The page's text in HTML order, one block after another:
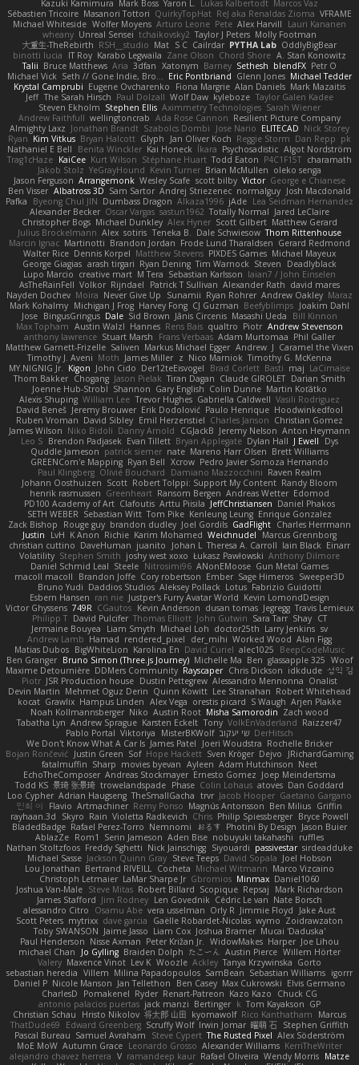
Kazuki Kamimura Mark Boss Yaron L. Lukas Kalbertodt Marcos Vaz
Sébastien Tricoire Masanori Tottori QuirkyTopHat ReJ aka Renaldas Zioma VFRAME
Michael Whiteside Wolfer Moyens Arturo Leone Pete Alex Harvill
Lauri Kananen
wheany Unreal Sensei tchaikovsky2 Taylor J Peters Molly Footman
大重生-TheRebirth RSH__studio Mat S C Cailrdar PYTHA Lab OddlyBigBear
binotti lucia
IT Roy Karabo Legwaila Zane Olson Chord Shore A. Stan Konowitz
Talii Bruce Matthews Aria 3dfan Xatonym Barney Sethesh blendFX Petr O
Michael Vick Seth // Gone Indie, Bro... Eric Pontbriand Glenn Jones Michael Tedder
Krystal Camprubi Eugene Ovcharenko Fiona Margrie Alan Daniels Mark Mazaitis
Jeff The Sarah Hirsch Paul Dolzall Wolf Daw kyleboze Taylor Galen Kadee
Steven Ekholm Stephen Ellis Aximmetry Technologies Sarah Wiener
Andrew Faithfull wellingtoncrab Ada Rose Cannon Resilient Picture Company
Almighty Laxz Jonathan Brandt Szabolcs Dombi Jose Nario ELITECAD Nick Storey
Ryan Kim Vitkus Bryan Halcott Glyph Jan Oliver Koch Reggie Storm Dan Repp pk
Nathaniel E Bell
Benita Winckler Kai Honeck Íkara Psychosadistic Algot Nordström
Trag1cHaze KaiCee Kurt Wilson Stéphane Huart Todd Eaton P4C1F15T charamath
Jakob Stolz YeGrayHound Kevin Turner Brian McMullen oleko senga
Jason Ferguson Arrangemonk Wesley Scafe scott bilby Victor George e Chianese
Ben Visser Albatross 3D Sam Sartor Andrej Striezenec normalguy Josh Macdonald
Pafka
Byeong Chul JIN Dumbass Dragon Alkaza1996 jAde Lea Seidman Hernandez
Alexander Becker Oscar Vargas sastun1962 Totally Normal Jared LeClaire
Christopher Bogs Michael Dunkley Alex Hyner Scott Gilbert Matthew Gerard
Julius Brockelmann Alex sotiris Teneka B. Dale Schwiesow Thom Rittenhouse
Marcin Ignac Martinotti Brandon Jordan Frode Lund Tharaldsen Gerard Redmond
Walter Rice Dennis Korpel Matthew Stevens PIXDES Games Michael Mayeux
George Giagias arash tirgari Ryan Dening Tim Warnock Steven
Deadlyblack
Lupo Marcio creative mart M Tera Sebastian Karlsson Iaian7 / John Einselen
AsTheRainFell Volkor Rijndael Patrick T Sullivan Alexander Rath david mares
Nayden Dochev Moira Never Give Up Sunamii Ryan Rohrer Andrew Oakley Maraz
Mark Kohalmy Michigan J Frog Harvey Fong CJ Guzman Beefyblimps Joakim Dahl
Jose BingusGringus Dale Sid Brown Jānis Circenis Masashi Ueda
Bill Kinnon
Max Topham Austin Walzl Hannes Rens Bais qualtro Piotr Andrew Stevenson
anthony lawrence Stuart Marsh Frans Verbaas Adam Murtomaa Phil Galler
Matthew Garnett-Frizelle Saliven Markus Michael Egger Andrew J Caramel the Vixen
Timothy J. Aveni Moth James Miller z Nico Marniok Timothy G. McKenna
MY.NIGNIG Jr. Kigon John Cido Der12teEisvogel Brad Corlett Basti maj LaCimaise
Thom Bakker Chogang Jason Pielak Tiran Dagan Claude GIROLET Darian Smith
Joenne Hub-Strobl Shannon Gary English Colin Dunne Martin Koťátko
Alexis Shuping William Lee Trevor Hughes Gabriella Caldwell Vasili Rodriguez
David Beneš Jeremy Brouwer Erik Dodolović Paulo Henrique Hoodwinkedfool
Ruben Vroman David Sibley Emil Herzenstiel Charles Janson Christian Gomez
James Wilson Niko Bidoli Danny Arnold CGJackB Jeremy Nelson Anton Heymann
Leo S Brendon Padjasek Evan Tillett Bryan Applegate Dylan Hall J Ewell
Dys
Quddle Jameson patrick siemer nate Mareno Harr Olsen Brett Williams
GREENCom'e Mapping Ryan Bell Xcrow Pedro Javier Somoza Hernando
Paul Klingberg Olivié Bouchard Damiano Mazzocchini Raven Realm
Johann Oosthuizen Scott Robert Tolppi: Support My Content Randy Bloom
henrik rasmussen Greenheart Ransom Bergen Andreas Wetter Edomod
PD100 Academy of Art Clafoutis Arttu Piisila JeffChristiansen Daniel Phakos
SETH WEBER Sebastian Witt Tom Pike Kenleung Leung Enrique Gonzalez
Zack Bishop
Rouge guy brandon dudley Joel Gordils GadFlight Charles Herrmann
Justin
LvH K Anon Richie Karim Mohamed Weichnudel
Marcus Grennborg
christian cuttino DaveHuman juanito Johan L Theresa A. Carroll Iain Black Einarr
Volatility Stephen Smith joshy west xoxo Łukasz Pawłowski Anthony Dilmore
Daniel Schmid Leal Steele Nitrosimi96 ANonEMoose Gun Metal Games
macoll macoll
Brandon Joffe Cory robertson Ember Sage Himeros Sweeper3D
Bruno Yudi Daddios Studios Aleksey Pollack Lotus Fabrizio Guidotti
Esbern Hansen ran nie Justper's Furry Avatar World Kevin LomondDesign
Victor Ghyssens 749R CGautos Kevin Anderson dusan tomas Jegregg Travis Lemieux
Philipp T David Pulcifer Thomas Elliott John Gutwin Sara Tarr Shay CT
Jermaine Bouyea
Liam Smyth Michael Loh doctor25th Larry Jenkins sv
Andrew Lamb Hamad rendered_pixel der_mihi Worked Wood Alan Figg
Matias Dubos BigWhiteLion Karolina En David Curiel alec1025
BeepCodeMusic
Ben Granger Bruno Simon (Three.js Journey) Michelle Ma Ben glassapple 325 Woof
Maxime Detournière DDMers Community Rayscaper Chris Dickson idkdude 성익 김
Piotr JSR Production house Dustin Pettegrew Alessandro Mennonna Onalist
Devin Martin Mehmet Oguz Derin Quinn Kowitt Lee Stranahan Robert Whitehead
kocat Grawlix Hampus Linden Alex Vega orestis picard S Waugh Arjen Plakke
Noah Kollmannsberger Niko Austin Root Misha Samorodin Zach wood
Tabatha Lyn Andrew Sprague Karsten Eckelt Tony VolkEnVaderland Raizzer47
Pablo Portal Viktoriya MisterBKWolf שי יעקוב DerHitsch
We Don't Know What A Car Is James Patel Joeri Woudstra Rochelle Bricker
Bojan Rončević Justin Green Sof Hope Hackett Sven Kröger Dejvo
JRichardGaming
fatalmuffin Sharp movies byevan Ayleen Adam Hutchinson Neet
EchoTheComposer Andreas Stockmayer Ernesto Gomez Joep Meindertsma
Todd KS 景琦 张景琦 trowelandspade Phase Colin Lohaus atoves Dan Goddard
Loo Cypher Adrian Haugseng TheSmallGacha trvr Jacob Hooper Gaetano Gargano
민희 이
Flavio Artmachiner Remy Ponso Magnús Antonsson Ben Milius Griffin
rayhaan.3d
Skyro Rain Violetta Radkevich Chris Philip Spiessberger Bryce Powell
BladedBadge Rafael Perez-Torro Nemnomi おるす Photini By Design Jason Buier
AblazZe Rom1 Serin Jameson Aden Bise nobuyuki takahashi
ruffles
Nathan Stoltzfoos Freddy Sghetti Nick Jainschigg Siyouardi passivestar sirdeadduke
Michael Sasse Jackson Quinn Gray Steve Teeps David Sopala Joel Hobson
Lou Jonathan Bertrand RIVEILL Cocheta Michael Witmann Marco Vizcaino
Christoph Letmaier LaMar Sharpe Jr Gbromios Minmax Daniel1060
Joshua Van-Male Steve Mitas Robert Billard Scopique Repsaj
Mark Richardson
James Stafford Jim Rodney Len Govednik Cédric Le van Nate Borsch
alessandro Citro
Osamu Abe vera usselman Orly R Jimmie Floyd
Jake Aust
Scott Peters mytrixx dave garcia Gaëlle Robardet-Nicolas wymo Zoidrawzaton
Toby SWANSON Jaime Jasso Liam Cox Joshua Bramer Mucai 'Daduska'
Paul Henderson Nisse Axman Peter Križan Jr. WidowMakes Harper Joe Lihou
michael Chan
Jo Gylling Braiden Dolph たこーん Austin Pierce Willem Hörter
Valery Maxence Vinot Lev K Woozle Ackley Tanya Krzywinska Gorto
sebastian heredia Villem Milina Papadopoulos SamBean Sebastian Williams igorrr
Daniel P Nicole Manson Jan Tellethon Ben Casey Max Cukrowski Elvis Germano
CharlesD
Pomakenel Ryder Renart-Patreon Kazo Kazo
Chuck CG
antonio palacios puertas jack manzi Bertinger k Tom Kayakson GP
Christian Schau
Hristo Nikolov 将太郎 山田 kyomawolf Rico Kanthatham
Marcus
ThatDude69
Edward Greenberg Scruffy Wolf Irwin Jomar 曜萌 石 Stephen Griffith
Pascal Bureau Samuel Avraham Steve Cypert The Rusted Pixel Alex Söderström
MoE MoW Autumn Grace Leonardo Grosso Alexander Williams KerriTheWriter
alejandro chavez herrera V ramandeep kaur Rafael Oliveira Wendy Morris Matze